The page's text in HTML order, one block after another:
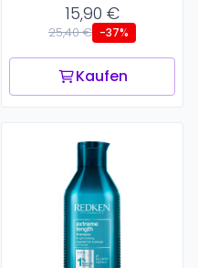
15,90 €
25,40 € -37%
Kaufen